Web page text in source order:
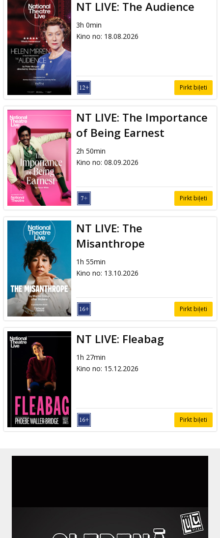
NT LIVE: The Audience
3h 0min
Kino no: 18.08.2026
Pirkt biļeti
NT LIVE: The Importance
of Being Earnest
2h 50min
Kino no: 08.09.2026
Pirkt biļeti
NT LIVE: The
Misanthrope
1h 55min
Kino no: 13.10.2026
Pirkt biļeti
NT LIVE: Fleabag
1h 27min
Kino no: 15.12.2026
Pirkt biļeti